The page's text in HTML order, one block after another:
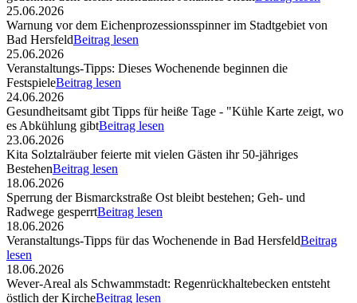
25.06.2026
Warnung vor dem Eichenprozessionsspinner im Stadtgebiet von
Bad HersfeldBeitrag lesen
25.06.2026
Veranstaltungs-Tipps: Dieses Wochenende beginnen die
FestspieleBeitrag lesen
24.06.2026
Gesundheitsamt gibt Tipps für heiße Tage - "Kühle Karte zeigt, wo
es Abkühlung gibtBeitrag lesen
23.06.2026
Kita Solztalräuber feierte mit vielen Gästen ihr 50-jähriges
BestehenBeitrag lesen
18.06.2026
Sperrung der Bismarckstraße Ost bleibt bestehen; Geh- und
Radwege gesperrtBeitrag lesen
18.06.2026
Veranstaltungs-Tipps für das Wochenende in Bad HersfeldBeitrag
lesen
18.06.2026
Wever-Areal als Schwammstadt: Regenrückhaltebecken entsteht
östlich der KircheBeitrag lesen